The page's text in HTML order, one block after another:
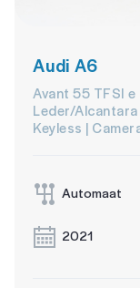
Audi A6
Avant 55 TFSI
Leder/
Keyless |
Automaat
2021